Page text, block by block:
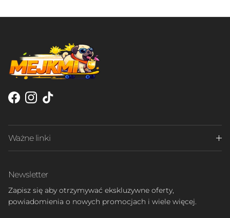
Facebook
Instagram
TikTok
Ważne linki
Newsletter
Zapisz się aby otrzymywać ekskluzywne oferty,
powiadomienia o nowych promocjach i wiele więcej.